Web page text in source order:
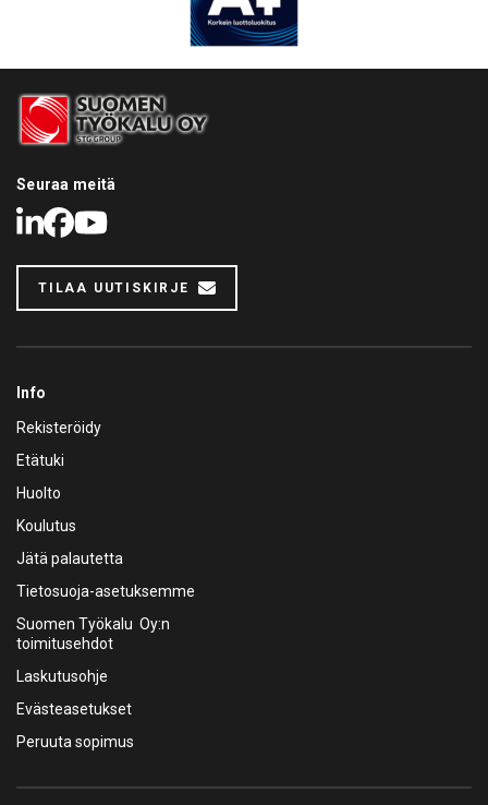
Seuraa meitä
LinkedIn
Facebook
Youtube
TILAA UUTISKIRJE
Info
Rekisteröidy
Etätuki
Huolto
Koulutus
Jätä palautetta
Tietosuoja-asetuksemme
Suomen Työkalu Oy:n
toimitusehdot
Laskutusohje
Evästeasetukset
Peruuta sopimus